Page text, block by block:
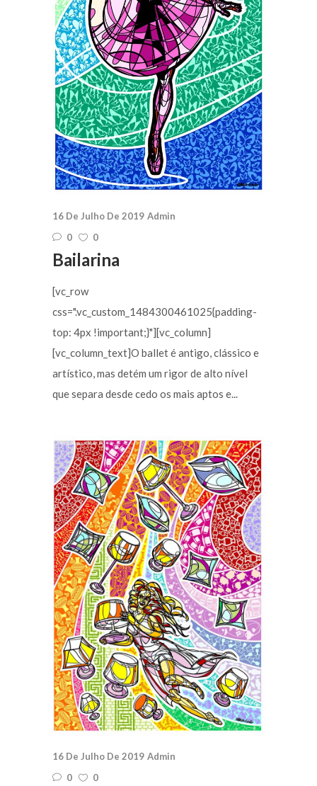
16 De Julho De 2019 Admin
0
0
Bailarina
[vc_row
css=".vc_custom_1484300461025{padding-
top: 4px !important;}"][vc_column]
[vc_column_text]O ballet é antigo, clássico e
artístico, mas detém um rigor de alto nível
que separa desde cedo os mais aptos e...
16 De Julho De 2019 Admin
0
0